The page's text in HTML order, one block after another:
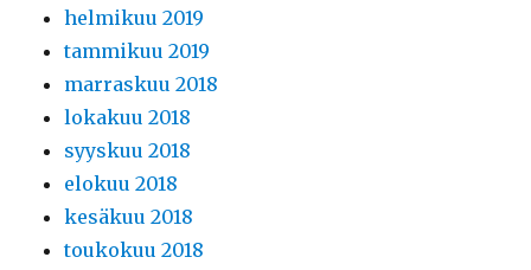
helmikuu 2019
tammikuu 2019
marraskuu 2018
lokakuu 2018
syyskuu 2018
elokuu 2018
kesäkuu 2018
toukokuu 2018